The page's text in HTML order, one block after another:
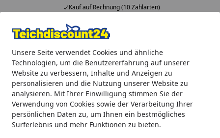
Unsere Seite verwendet Cookies und ähnliche
Technologien, um die Benutzererfahrung auf unserer
Website zu verbessern, Inhalte und Anzeigen zu
personalisieren und die Nutzung unserer Website zu
analysieren. Mit Ihrer Einwilligung stimmen Sie der
Verwendung von Cookies sowie der Verarbeitung Ihrer
persönlichen Daten zu, um Ihnen ein bestmögliches
Surferlebnis und mehr Funktionen zu bieten.
Kauf auf Rechnung (10 Zahlarten)
Alle Produkte
Mein Konto
Suchen
Startseite
Heissner Starter-Set 3 Gartenleuchten mit
Heissner Starter-Set 3
Gartenleuchten mit
Dämmerungssensor